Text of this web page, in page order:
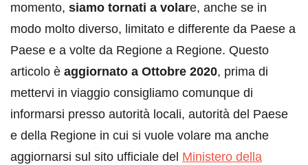
momento, siamo tornati a volare, anche se in
modo molto diverso, limitato e differente da Paese a
Paese e a volte da Regione a Regione. Questo
articolo è aggiornato a Ottobre 2020, prima di
mettervi in viaggio consigliamo comunque di
informarsi presso autorità locali, autorità del Paese
e della Regione in cui si vuole volare ma anche
aggiornarsi sul sito ufficiale del Ministero della